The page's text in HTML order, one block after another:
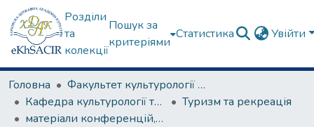
Розділи
та
колекції
Пошук за
критеріями
Статистика Увійти
Головна
Факультет культурології та соціальних комунікацій
Кафедра культурології та музеєзнавства
Туризм та рекреація
матеріали конференцій, семінарів, круглих столів та ін.